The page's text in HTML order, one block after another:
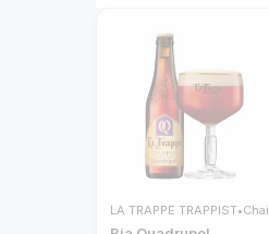
LA TRAPPE TRAPPIST•Chai